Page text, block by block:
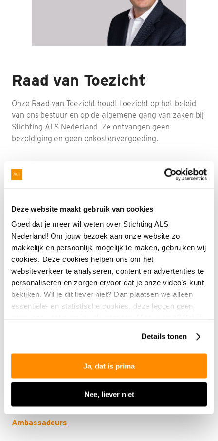
Deze website maakt gebruik van cookies
Goed dat je meer wil weten over Stichting ALS
Nederland! Om jouw bezoek aan onze website zo
makkelijk en persoonlijk mogelijk te maken, gebruiken wij
cookies. Deze cookies helpen ons om het
websiteverkeer te analyseren, content en advertenties te
personaliseren en zorgen ervoor dat je onze video’s kunt
bekijken. Wil je dit liever niet? Dan plaatsen we alleen
essentiële- en statistische cookies, deze leggen geen
Details tonen
Ja, dat is prima
Nee, liever niet
Raad van Toezicht
Onze Raad van Toezicht houdt toezicht op het beleid
van ons bestuur en op de algemene gang van zaken bij
Stichting ALS Nederland. Ze ontvangen geen
bezoldiging en geen onkostenvergoeding.
Raad van Toezicht
Onze ambassadeurs zetten hun bekendheid in voor de
strijd tegen ALS, PSMA en PLS. Zowel door onze acties
en evenementen te promoten als door zelf mee te
doen aan deze acties en evenementen.
Ambassadeurs